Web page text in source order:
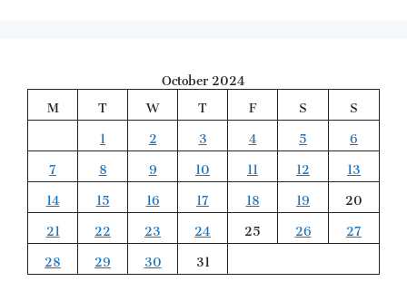
October 2024
M
T W T F S
S
1
2 3 4 5
6
7
8 9 10 11 12
13
14
15 16 17 18 19
20
21
22 23 24 25 26
27
28
29 30
31